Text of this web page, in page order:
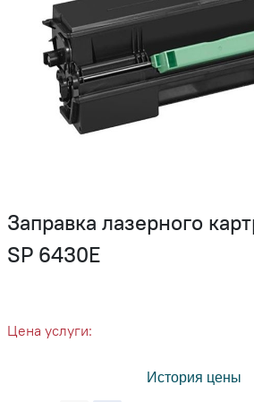
Заправка лазерного
SP 6430Е
Цена услуги:
История цены